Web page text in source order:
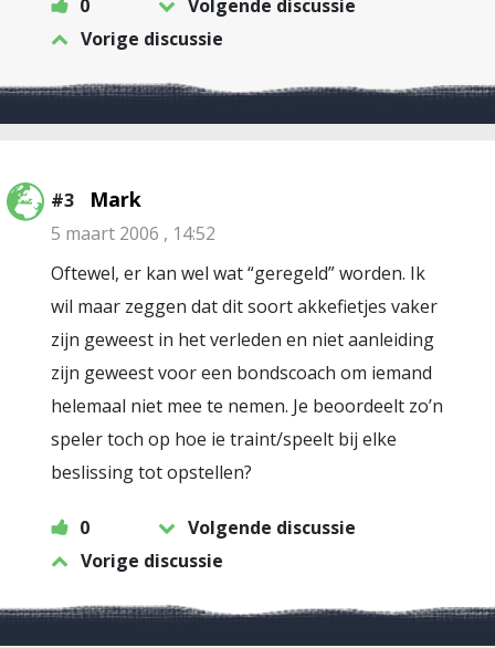
0
Volgende discussie
Vorige discussie
#3 Mark
5 maart 2006 , 14:52
Oftewel, er kan wel wat “geregeld” worden. Ik
wil maar zeggen dat dit soort akkefietjes vaker
zijn geweest in het verleden en niet aanleiding
zijn geweest voor een bondscoach om iemand
helemaal niet mee te nemen. Je beoordeelt zo’n
speler toch op hoe ie traint/speelt bij elke
beslissing tot opstellen?
0
Volgende discussie
Vorige discussie